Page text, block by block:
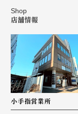
Shop
店舗情報
小手指営業所